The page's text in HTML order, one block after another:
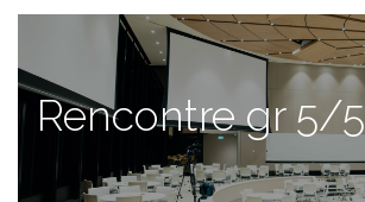
Rencontre gr 5/5